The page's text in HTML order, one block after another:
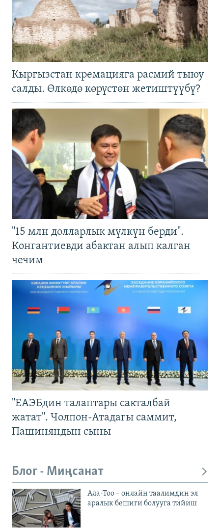
Кыргызстан кремацияга расмий тыюу
салды. Өлкөдө көрүстөн жетиштүүбү?
"15 млн долларлык мүлкүн берди".
Конгантиевди абактан алып калган
чечим
"ЕАЭБдин талаптары сакталбай
жатат". Чолпон-Атадагы саммит,
Пашиняндын сыны
Блог - Миңсанат
Ала-Тоо – онлайн таалимдин эл
аралык бешиги болууга тийиш